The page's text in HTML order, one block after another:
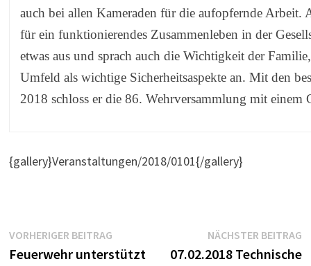
auch bei allen Kameraden für die aufopfernde Arbeit.
für ein funktionierendes Zusammenleben in der
etwas aus und sprach auch die Wichtigkeit der
Umfeld als wichtige Sicherheitsaspekte an. Mit den
2018 schloss er die 86. Wehrversammlung mit
{gallery}Veranstaltungen/2018/0101{/gallery}
Beitragsnavigation
VORHERIGER BEITRAGVorheriger
Beitrag:
Feuerwehr unterstützt
NÄCHSTER BEITRAG
07.02.2018 Technische